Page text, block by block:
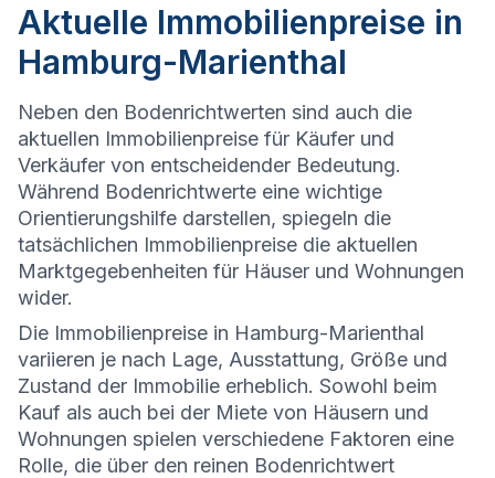
Aktuelle Immobilienpreise in
Hamburg-Marienthal
Neben den Bodenrichtwerten sind auch die
aktuellen Immobilienpreise für Käufer und
Verkäufer von entscheidender Bedeutung.
Während Bodenrichtwerte eine wichtige
Orientierungshilfe darstellen, spiegeln die
tatsächlichen Immobilienpreise die aktuellen
Marktgegebenheiten für Häuser und Wohnungen
wider.
Die Immobilienpreise in Hamburg-Marienthal
variieren je nach Lage, Ausstattung, Größe und
Zustand der Immobilie erheblich. Sowohl beim
Kauf als auch bei der Miete von Häusern und
Wohnungen spielen verschiedene Faktoren eine
Rolle, die über den reinen Bodenrichtwert